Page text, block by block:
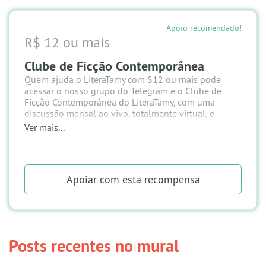
Apoio recomendado!
R$ 12 ou mais
Clube de Ficção Contemporânea
Quem ajuda o LiteraTamy com $12 ou mais pode
acessar o nosso grupo do Telegram e o Clube de
Ficção Contemporânea do LiteraTamy, com uma
discussão mensal ao vivo, totalmente virtual, e
curadoria de conteúdos referentes ao livro lido em
conjunto, além de eventuais descontos em editoras
Ver mais...
Apoiarcom esta recompensa
Posts recentes no mural